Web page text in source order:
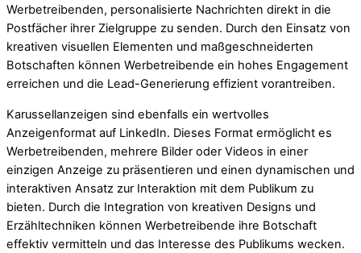
Werbetreibenden, personalisierte Nachrichten direkt in die
Postfächer ihrer Zielgruppe zu senden. Durch den Einsatz von
kreativen visuellen Elementen und maßgeschneiderten
Botschaften können Werbetreibende ein hohes Engagement
erreichen und die Lead-Generierung effizient vorantreiben.
Karussellanzeigen sind ebenfalls ein wertvolles
Anzeigenformat auf LinkedIn. Dieses Format ermöglicht es
Werbetreibenden, mehrere Bilder oder Videos in einer
einzigen Anzeige zu präsentieren und einen dynamischen und
interaktiven Ansatz zur Interaktion mit dem Publikum zu
bieten. Durch die Integration von kreativen Designs und
Erzähltechniken können Werbetreibende ihre Botschaft
effektiv vermitteln und das Interesse des Publikums wecken.